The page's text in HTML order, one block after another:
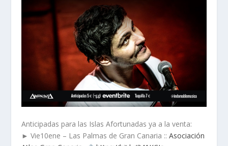
Anticipadas para las Islas Afortunadas ya a la venta:
► Vie10ene – Las Palmas de Gran Canaria ::Asociación